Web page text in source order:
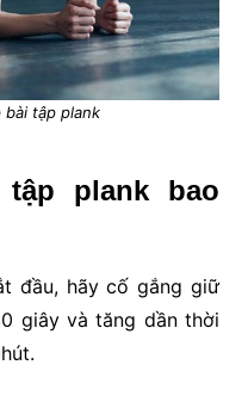
bài tập plank
plank bao
đầu, hãy cố gắng giữ
giây và tăng dần thời